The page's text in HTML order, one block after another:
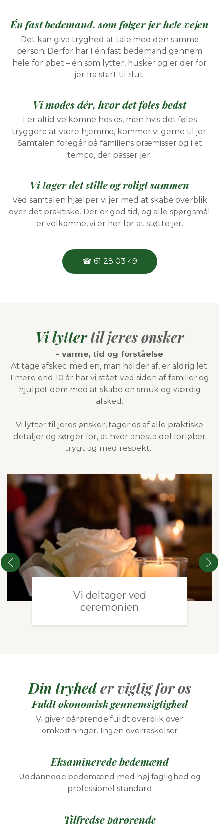
Én fast bedemand, som følger jer hele vejen
Det kan give tryghed at tale med den samme
person. Derfor har I én fast bedemand gennem
hele forløbet – én som lytter, husker og er der for
jer fra start til slut.
Vi mødes dér, hvor det føles bedst
I er altid velkomne hos os, men hvis det føles
tryggere at være hjemme, kommer vi gerne til jer.
Samtalen foregår på familiens præmisser og i et
tempo, der passer jer.
Vi tager det stille og roligt sammen
Ved samtalen hjælper vi jer med at skabe overblik
over det praktiske. Der er god tid, og alle spørgsmål
er velkomne, vi er her for at støtte jer.
☎ 61 28 03 49
Vi lyttertil jeres ønsker
- varme, tid og forståelse
At tage afsked med en, man holder af, er aldrig let.
I mere end 10 år har vi stået ved siden af familier og
hjulpet dem med at skabe en smuk og værdig
afsked.
Vi lytter til jeres ønsker, tager os af alle praktiske
detaljer og sørger for, at hver eneste del forløber
trygt og med respekt...
Vi deltager ved
ceremonien
Din tryheder vigtig for os
Fuldt økonomisk gennemsigtighed
Vi giver pårørende fuldt overblik over
omkostninger. Ingen overraskelser
Eksaminerede bedemænd
Uddannede bedemænd med høj faglighed og
professionel standard
Tilfredse pårørende